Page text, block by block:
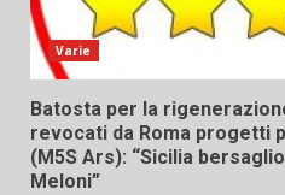
Varie
Batosta per la
revocati da Roma progetti
(M5S Ars): “Sicilia
Meloni”